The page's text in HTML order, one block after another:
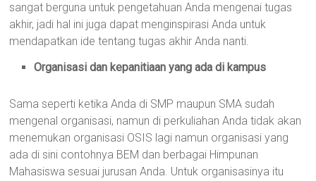
sangat berguna untuk pengetahuan Anda mengenai tugas
akhir, jadi hal ini juga dapat menginspirasi Anda untuk
mendapatkan ide tentang tugas akhir Anda nanti.
Organisasi dan kepanitiaan yang ada di kampus
Sama seperti ketika Anda di SMP maupun SMA sudah
mengenal organisasi, namun di perkuliahan Anda tidak akan
menemukan organisasi OSIS lagi namun organisasi yang
ada di sini contohnya BEM dan berbagai Himpunan
Mahasiswa sesuai jurusan Anda. Untuk organisasinya itu